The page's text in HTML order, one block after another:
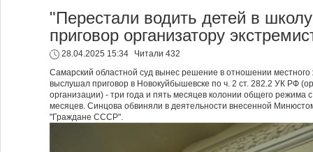
"Перестали водить детей в
приговор организатору
28.04.2025 15:34
Читали 432
Самарский областной суд вынес решение в отношении
выслушал приговор в Новокуйбышевске по ч. 2 ст. 282.2 УК РФ
организации) - три года и пять месяцев колонии общего режима
месяцев. Синцова обвиняли в деятельности внесенной
"Граждане СССР".